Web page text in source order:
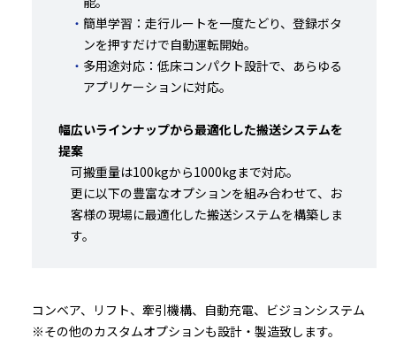
簡単学習：走行ルートを一度たどり、登録ボタ
ンを押すだけで自動運転開始。
多用途対応：低床コンパクト設計で、あらゆる
アプリケーションに対応。
幅広いラインナップから最適化した搬送システムを
提案
可搬重量は100kgから1000kgまで対応。
更に以下の豊富なオプションを組み合わせて、お
客様の現場に最適化した搬送システムを構築しま
す。
コンベア、リフト、牽引機構、自動充電、ビジョンシステム
※その他のカスタムオプションも設計・製造致します。